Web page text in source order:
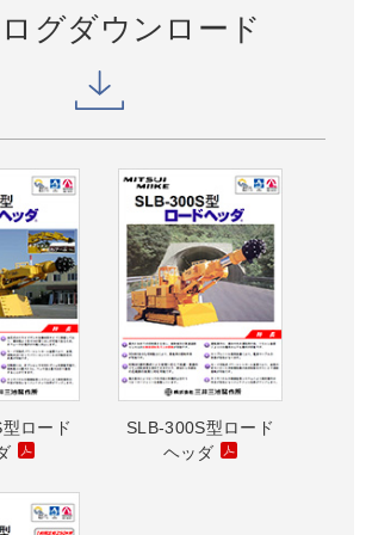
グダウンロード
ロード
SLB-300S型ロード
ヘッダ